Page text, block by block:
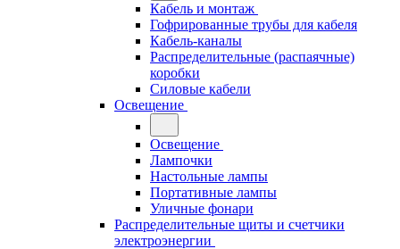
Кабель и монтаж
Гофрированные трубы для кабеля
Кабель-каналы
Распределительные (распаячные)
коробки
Силовые кабели
Освещение
Освещение
Лампочки
Настольные лампы
Портативные лампы
Уличные фонари
Распределительные щиты и счетчики
электроэнергии